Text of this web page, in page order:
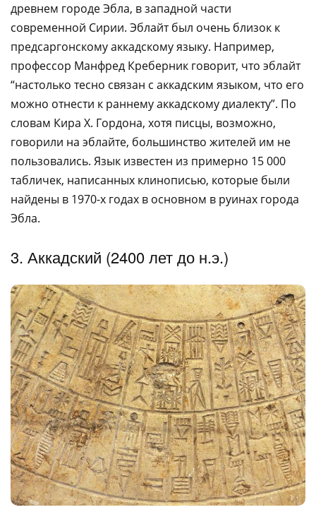
древнем городе Эбла, в западной части
современной Сирии. Эблайт был очень близок к
предсаргонскому аккадскому языку. Например,
профессор Манфред Креберник говорит, что эблайт
“настолько тесно связан с аккадским языком, что его
можно отнести к раннему аккадскому диалекту”. По
словам Кира Х. Гордона, хотя писцы, возможно,
говорили на эблайте, большинство жителей им не
пользовались. Язык известен из примерно 15 000
табличек, написанных клинописью, которые были
найдены в 1970-х годах в основном в руинах города
Эбла.
3. Аккадский (2400 лет до н.э.)